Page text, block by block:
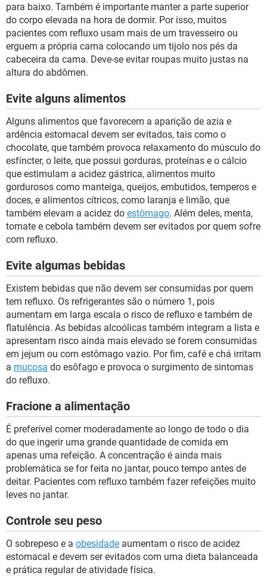
para baixo. Também é importante manter a parte superior
do corpo elevada na hora de dormir. Por isso, muitos
pacientes com refluxo usam mais de um travesseiro ou
erguem a própria cama colocando um tijolo nos pés da
cabeceira da cama. Deve-se evitar roupas muito justas na
altura do abdômen.
Evite alguns alimentos
Alguns alimentos que favorecem a aparição de azia e
ardência estomacal devem ser evitados, tais como o
chocolate, que também provoca relaxamento do músculo do
esfíncter, o leite, que possui gorduras, proteínas e o cálcio
que estimulam a acidez gástrica, alimentos muito
gordurosos como manteiga, queijos, embutidos, temperos e
doces, e alimentos cítricos, como laranja e limão, que
também elevam a acidez do estômago. Além deles, menta,
tomate e cebola também devem ser evitados por quem sofre
com refluxo.
Evite algumas bebidas
Existem bebidas que não devem ser consumidas por quem
tem refluxo. Os refrigerantes são o número 1, pois
aumentam em larga escala o risco de refluxo e também de
flatulência. As bebidas alcoólicas também integram a lista e
apresentam risco ainda mais elevado se forem consumidas
em jejum ou com estômago vazio. Por fim, café e chá irritam
a mucosa do esôfago e provoca o surgimento de sintomas
do refluxo.
Fracione a alimentação
É preferível comer moderadamente ao longo de todo o dia
do que ingerir uma grande quantidade de comida em
apenas uma refeição. A concentração é ainda mais
problemática se for feita no jantar, pouco tempo antes de
deitar. Pacientes com refluxo também fazer refeições muito
leves no jantar.
Controle seu peso
O sobrepeso e a obesidade aumentam o risco de acidez
estomacal e devem ser evitados com uma dieta balanceada
e prática regular de atividade física.